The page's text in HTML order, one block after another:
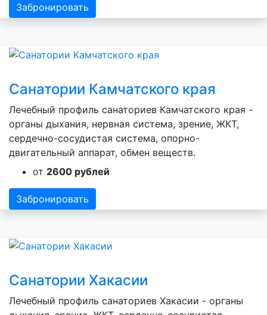
Забронировать
Санатории Камчатского края
Лечебный профиль санаториев Камчатского края -
органы дыхания, нервная система, зрение, ЖКТ,
сердечно-сосудистая система, опорно-
двигательный аппарат, обмен веществ.
от 2600 рублей
Забронировать
Санатории Хакасии
Лечебный профиль санаториев Хакасии - органы